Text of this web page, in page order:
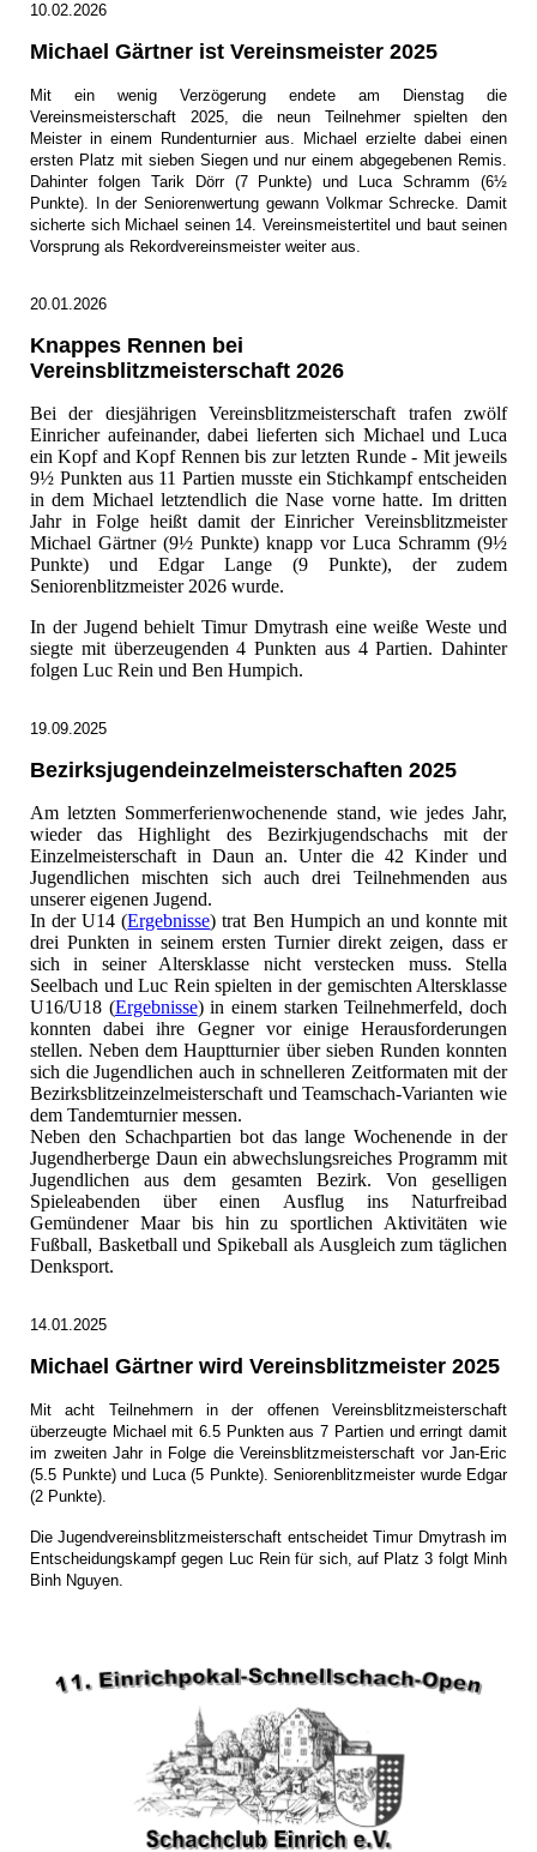
10.02.2026
Michael Gärtner ist Vereinsmeister 2025
Mit ein wenig Verzögerung endete am Dienstag die
Vereinsmeisterschaft 2025, die neun Teilnehmer spielten den
Meister in einem Rundenturnier aus. Michael erzielte dabei einen
ersten Platz mit sieben Siegen und nur einem abgegebenen Remis.
Dahinter folgen Tarik Dörr (7 Punkte) und Luca Schramm (6½
Punkte). In der Seniorenwertung gewann Volkmar Schrecke. Damit
sicherte sich Michael seinen 14. Vereinsmeistertitel und baut seinen
Vorsprung als Rekordvereinsmeister weiter aus.
20.01.2026
Knappes Rennen bei
Vereinsblitzmeisterschaft 2026
Bei der diesjährigen Vereinsblitzmeisterschaft trafen zwölf
Einricher aufeinander, dabei lieferten sich Michael und Luca
ein Kopf and Kopf Rennen bis zur letzten Runde - Mit jeweils
9½ Punkten aus 11 Partien musste ein Stichkampf entscheiden
in dem Michael letztendlich die Nase vorne hatte. Im dritten
Jahr in Folge heißt damit der Einricher Vereinsblitzmeister
Michael Gärtner (9½ Punkte) knapp vor Luca Schramm (9½
Punkte) und Edgar Lange (9 Punkte), der zudem
Seniorenblitzmeister 2026 wurde.
In der Jugend behielt Timur Dmytrash eine weiße Weste und
siegte mit überzeugenden 4 Punkten aus 4 Partien. Dahinter
folgen Luc Rein und Ben Humpich.
19.09.2025
Bezirksjugendeinzelmeisterschaften 2025
Am letzten Sommerferienwochenende stand, wie jedes Jahr,
wieder das Highlight des Bezirkjugendschachs mit der
Einzelmeisterschaft in Daun an. Unter die 42 Kinder und
Jugendlichen mischten sich auch drei Teilnehmenden aus
unserer eigenen Jugend.
In der U14 (Ergebnisse) trat Ben Humpich an und konnte mit
drei Punkten in seinem ersten Turnier direkt zeigen, dass er
sich in seiner Altersklasse nicht verstecken muss. Stella
Seelbach und Luc Rein spielten in der gemischten Altersklasse
U16/U18 (Ergebnisse) in einem starken Teilnehmerfeld, doch
konnten dabei ihre Gegner vor einige Herausforderungen
stellen. Neben dem Hauptturnier über sieben Runden konnten
sich die Jugendlichen auch in schnelleren Zeitformaten mit der
Bezirksblitzeinzelmeisterschaft und Teamschach-Varianten wie
dem Tandemturnier messen.
Neben den Schachpartien bot das lange Wochenende in der
Jugendherberge Daun ein abwechslungsreiches Programm mit
Jugendlichen aus dem gesamten Bezirk. Von geselligen
Spieleabenden über einen Ausflug ins Naturfreibad
Gemündener Maar bis hin zu sportlichen Aktivitäten wie
Fußball, Basketball und Spikeball als Ausgleich zum täglichen
Denksport.
14.01.2025
Michael Gärtner wird Vereinsblitzmeister 2025
Mit acht Teilnehmern in der offenen Vereinsblitzmeisterschaft
überzeugte Michael mit 6.5 Punkten aus 7 Partien und erringt damit
im zweiten Jahr in Folge die Vereinsblitzmeisterschaft vor Jan-Eric
(5.5 Punkte) und Luca (5 Punkte). Seniorenblitzmeister wurde Edgar
(2 Punkte).
Die Jugendvereinsblitzmeisterschaft entscheidet Timur Dmytrash im
Entscheidungskampf gegen Luc Rein für sich, auf Platz 3 folgt Minh
Binh Nguyen.